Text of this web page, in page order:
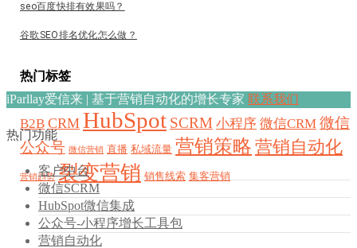
seo百度快排有效果吗？
谷歌SEO排名优化怎么做？
热门标签
B2B CRM HubSpot SCRM 小程序 微信CRM 微信
公众号 微信营销 直播 私域流量 营销策略 营销自动化
营销趋势 裂变营销 销售线索 集客营销
iParllay爱信来 | 基于营销自动化的增长专家 联系我们
热门功能
客户中台
微信SCRM
HubSpot微信集成
公众号-小程序增长工具包
营销自动化